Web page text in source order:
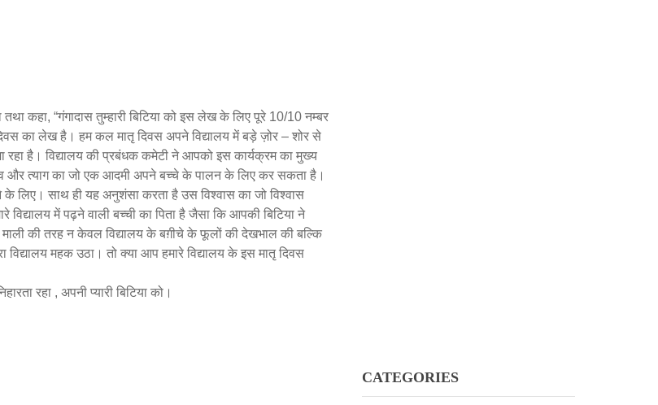
कहा, “गंगादास तुम्हारी बिटिया को इस लेख के लिए पूरे 10/10 नम्बर
का लेख है। हम कल मातृ दिवस अपने विद्यालय में बड़े ज़ोर – शोर से
रहा है। विद्यालय की प्रबंधक कमेटी ने आपको इस कार्यक्रम का मुख्य
और त्याग का जो एक आदमी अपने बच्चे के पालन के लिए कर सकता है।
साथ ही यह अनुशंसा करता है उस विश्वास का जो विश्वास
में पढ़ने वाली बच्ची का पिता है जैसा कि आपकी बिटिया ने
की तरह न केवल विद्यालय के बग़ीचे के फूलों की देखभाल की बल्कि
महक उठा। तो क्या आप हमारे विद्यालय के इस मातृ दिवस
रहा , अपनी प्यारी बिटिया को।
CATEGORIES